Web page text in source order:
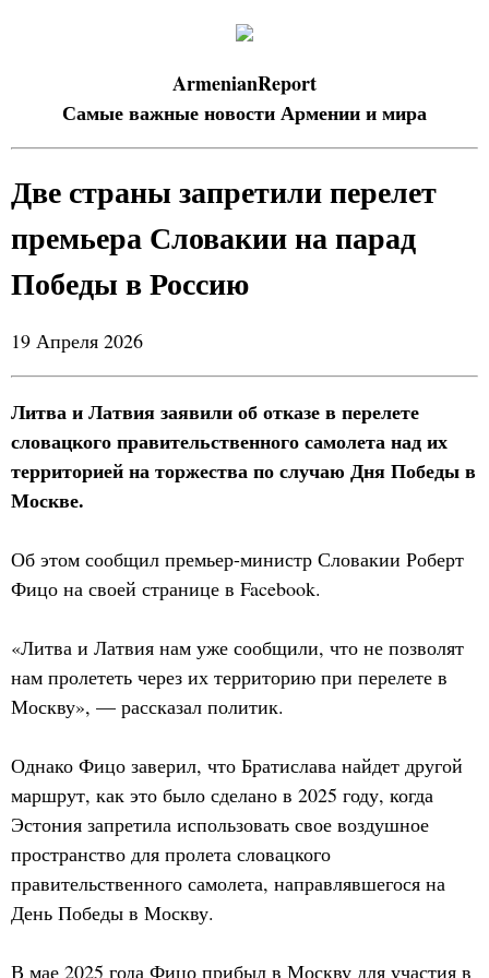
ArmenianReport
Самые важные новости Армении и мира
Две страны запретили перелет
премьера Словакии на парад
Победы в Россию
19 Апреля 2026
Литва и Латвия заявили об отказе в перелете
словацкого правительственного самолета над их
территорией на торжества по случаю Дня Победы в
Москве.
Об этом сообщил премьер-министр Словакии Роберт
Фицо на своей странице в Facebook.
«Литва и Латвия нам уже сообщили, что не позволят
нам пролететь через их территорию при перелете в
Москву», — рассказал политик.
Однако Фицо заверил, что Братислава найдет другой
маршрут, как это было сделано в 2025 году, когда
Эстония запретила использовать свое воздушное
пространство для пролета словацкого
правительственного самолета, направлявшегося на
День Победы в Москву.
В мае 2025 года Фицо прибыл в Москву для участия в